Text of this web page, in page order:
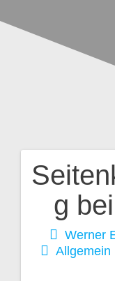
g
Werner
Allgemein